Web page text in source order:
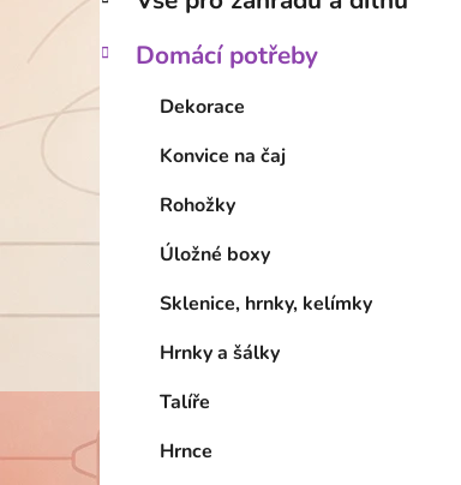
Domácí potřeby
Dekorace
Konvice na čaj
Rohožky
Úložné boxy
Sklenice, hrnky, kelímky
Hrnky a šálky
Talíře
Hrnce